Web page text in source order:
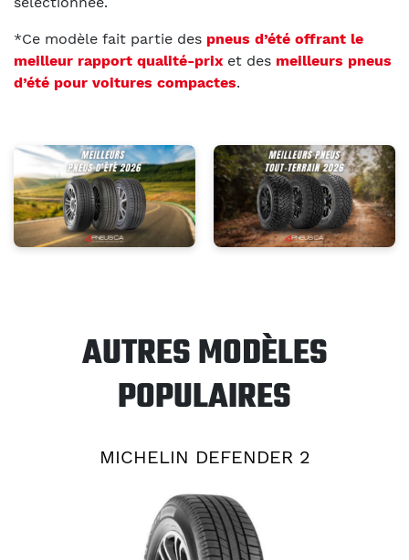
*Ce modèle fait partie des pneus d’été offrant le
meilleur rapport qualité-prix et des meilleurs pneus
d’été pour voitures compactes.
AUTRES MODÈLES
POPULAIRES
MICHELIN DEFENDER 2